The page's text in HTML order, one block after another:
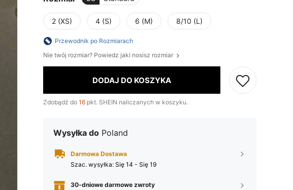
2 (XS) 4 (S) 6 (M) 8/10 (L)
Przewodnik po Rozmiarach
Nie twój rozmiar? Powiedz jaki nosisz rozmiar
DODAJ DO KOSZYKA
Zdobądź do 16 pkt. SHEIN naliczanych w koszyku.
Wysyłka do Poland
Darmowa Dostawa
Szac. wysyłka: Się 14 - Się 19
30-dniowe darmowe zwroty